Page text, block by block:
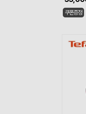
쿠폰증정